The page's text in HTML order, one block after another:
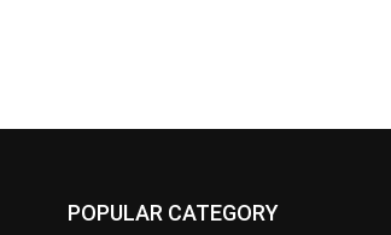
POPULAR CATEGORY